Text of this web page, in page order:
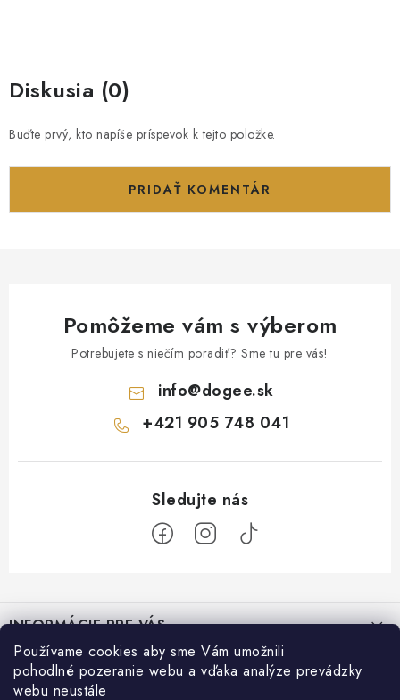
Používame cookies aby sme Vám umožnili
pohodlné pozeranie webu a vďaka analýze prevádzky
webu neustále
Diskusia (0)
Buďte prvý, kto napíše príspevok k tejto položke.
PRIDAŤ KOMENTÁR
Pomôžeme vám s výberom
Potrebujete s niečím poradiť? Sme tu pre vás!
info@dogee.sk
+421 905 748 041
á
pINFORMÁCIE PRE VÁS
Moja objednávka
KONTAKTY
Recepty pre psíkov